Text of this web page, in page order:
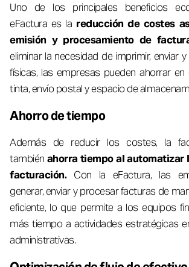
Uno de los principales beneficios
eFactura es la reducción de costes
emisión y procesamiento de
eliminar la necesidad de imprimir, enviar
físicas, las empresas pueden ahorrar
tinta, envío postal y espacio de
Ahorro de tiempo
Además de reducir los costes, la
también ahorra tiempo al automatizar
facturación. Con la eFactura, las
generar, enviar y procesar facturas de
eficiente, lo que permite a los equipos
más tiempo a actividades estratégicas
administrativas.